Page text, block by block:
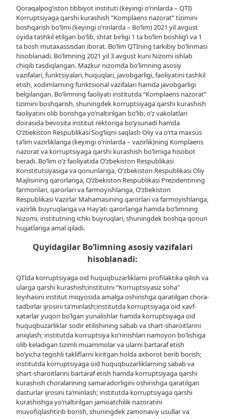
Qoraqalpog’iston tibbiyot instituti (keyingi o’rinlarda – QTI)
Korruptsiyaga qarshi kurashish “Komplaens nazorat” tizimini
boshqarish bo’limi (keyingi o’rinlarda – Bo’lim) 2021 yil avgust
oyida tashkil etilgan bo’lib, shtat birligi 1 ta bo’lim boshlig’i va 1
ta bosh mutaxassisdan iborat. Bo’lim QTIning tarkibiy bo’linmasi
hisoblanadi. Bo’limning 2021 yil 3 avgust kuni Nizomi ishlab
chiqib tasdiqlangan. Mazkur nizomda bo’limning asosiy
vazifalari, funktsiyalari, huquqlari, javobgarligi, faoliyatini tashkil
etish, xodimlarning funktsional vazifalari hamda javobgarligi
belgilangan. Bo’limning faoliyati institutda “Komplaens nazorat”
tizimini boshqarish, shuningdek korruptsiyaga qarshi kurashish
faoliyatini olib borishga yo’naltirilgan bo’lib, o’z vakolatlari
doirasida bevosita institut rektoriga bo’ysunadi hamda
O’zbekiston Respublikasi Sog’liqni saqlash Oliy va o’rta maxsus
ta’lim vazirliklariga (keyingi o’rinlarda – vazirlik)ning Komplaens
nazorat va korruptsiyaga qarshi kurashish bo’limiga hisobot
beradi. Bo’lim o’z faoliyatida O’zbekiston Respublikasi
Konstitutsiyasiga va qonunlariga, O’zbekiston Respublikasi Oliy
Majlisining qarorlariga, O’zbekiston Respublikasi Prezidentining
farmonlari, qarorlari va farmoyishlariga, O’zbekiston
Respublikasi Vazirlar Mahamasining qarorlari va farmoyishlariga,
vazirlik buyruqlariga va Hay’ati qarorlariga hamda bo’limning
Nizomi, institutning ichki buyruqlari, shuningdek boshqa qonun
hujjatlariga amal qiladi.
Quyidagilar Bo’limning asosiy vazifalari
hisoblanadi:
QTIda korruptsiyaga oid huquqbuzarliklarni profilaktika qilish va
ularga qarshi kurashish;institutni “Korruptsiyasiz soha”
loyihasini institut miqyosida amalga oshirishga qaratilgan chora-
tadbirlar ijrosini ta’minlash;institutda korruptsiyaga oid xavf-
xatarlar yuqori bo’lgan yunalishlar hamda korruptsiyaga oid
huquqbuzarliklar sodir etilishining sabab va shart-sharoitlarini
aniqlash; institutda korruptsiya ko’rinishlari namoyon bo’lishiga
olib keladigan tizimli muammolar va ularni bartaraf etish
bo’yicha tegishli takliflarni kiritgan holda axborot berib borish;
institutda korruptsiyaga oid huquqbuzarliklarning sabab va
shart-sharoitlarini bartaraf etish hamda korruptsiyaga qarshi
kurashish choralarining samaradorligini oshirishga qaratilgan
dasturlar ijrosini ta’minlash; institutda korruptsiyaga qarshi
kurashishga yo’naltirilgan jamoatchilik nazoratini
muvofiqlashtirib borish, shuningdek zamonaviy usullar va